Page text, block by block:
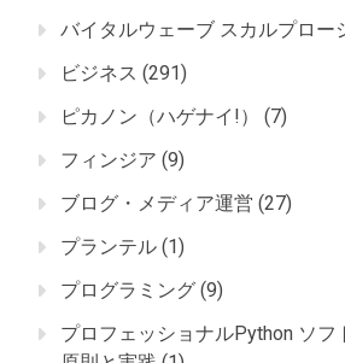
バイタルウェーブ スカルプロー
ビジネス (291)
ピカノン（ハゲナイ!）
(7)
フィンジア (9)
ブログ・メディア運営 (27)
プランテル (1)
プログラミング (9)
プロフェッショナルPython ソ